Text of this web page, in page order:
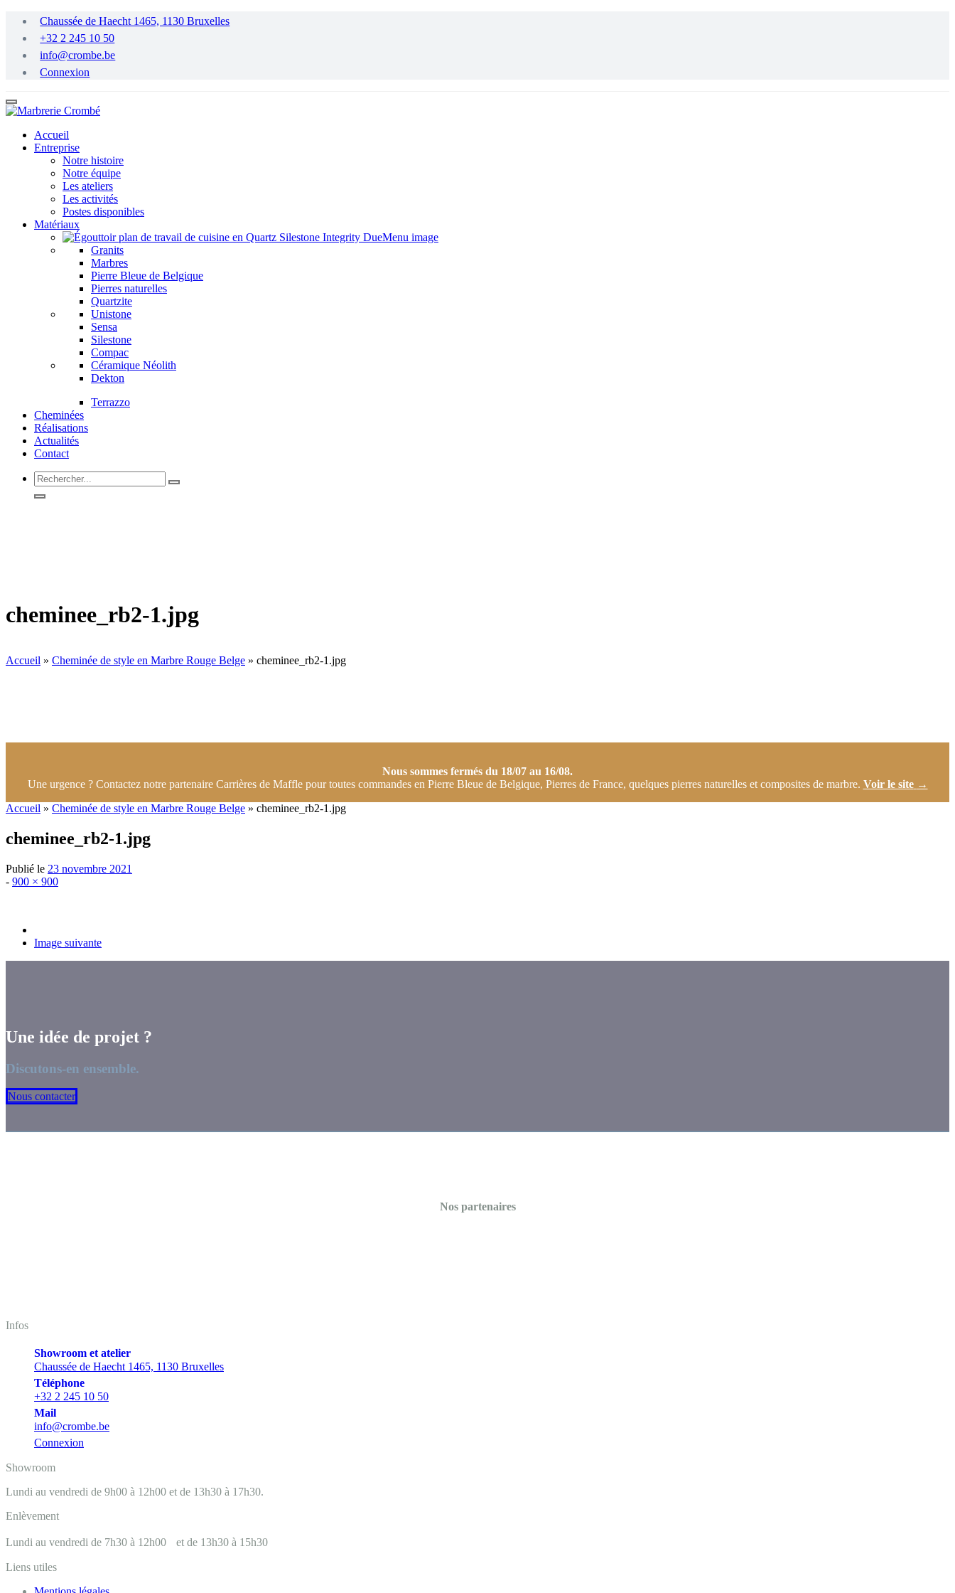
contenu
principal
Chaussée de Haecht 1465, 1130 Bruxelles
+32 2 245 10 50
info@crombe.be
Connexion
Accueil
Entreprise
Notre histoire
Notre équipe
Les ateliers
Les activités
Postes disponibles
Matériaux
Menu image
Granits
Marbres
Pierre Bleue de Belgique
Pierres naturelles
Quartzite
Unistone
Sensa
Silestone
Compac
Céramique Néolith
Dekton
Terrazzo
Cheminées
Réalisations
Actualités
Contact
Rechercher...
cheminee_rb2-1.jpg
Accueil » Cheminée de style en Marbre Rouge Belge » cheminee_rb2-1.jpg
Nous sommes fermés du 18/07 au 16/08.
Une urgence ? Contactez notre partenaire Carrières de Maffle pour toutes commandes en Pierre Bleue de Belgique, Pierres de France, quelques pierres naturelles et composites de marbre. Voir le site →
Accueil » Cheminée de style en Marbre Rouge Belge » cheminee_rb2-1.jpg
cheminee_rb2-1.jpg
Publié le 23 novembre 2021
- Taille
900 × 900
Image suivante
Une idée de projet ?
Discutons-en ensemble.
Nous contacter
Nos partenaires
Infos
Showroom et atelier
Chaussée de Haecht 1465, 1130 Bruxelles
Téléphone
+32 2 245 10 50
Mail
info@crombe.be
Connexion
Showroom
Lundi au vendredi de 9h00 à 12h00 et de 13h30 à 17h30.
Enlèvement
Lundi au vendredi de 7h30 à 12h00 et de 13h30 à 15h30
Liens utiles